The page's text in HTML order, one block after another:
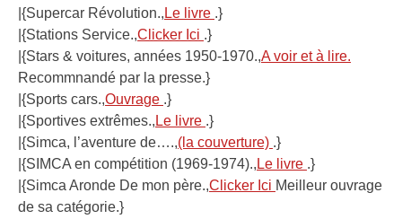
|{Supercar Révolution., Le livre .}
|{Stations Service.,Clicker Ici .}
|{Stars & voitures, années 1950-1970.,A voir et à lire.
Recommnandé par la presse.}
|{Sports cars.,Ouvrage .}
|{Sportives extrêmes., Le livre .}
|{Simca, l’aventure de….,(la couverture) .}
|{SIMCA en compétition (1969-1974)., Le livre .}
|{Simca Aronde De mon père.,Clicker Ici Meilleur ouvrage
de sa catégorie.}